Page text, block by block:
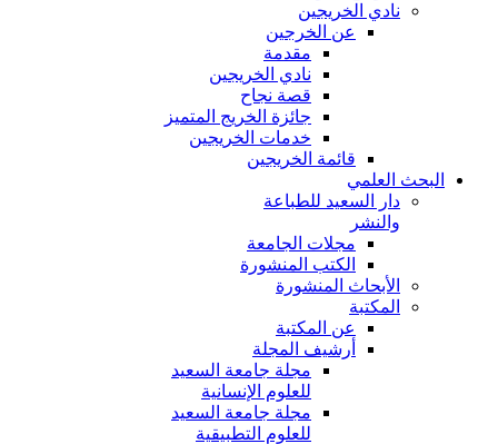
نادي الخريجين
عن الخرجين
مقدمة
نادي الخريجين
قصة نجاح
جائزة الخريج المتميز
خدمات الخريجين
قائمة الخريجين
البحث العلمي
دار السعيد للطباعة
والنشر
مجلات الجامعة
الكتب المنشورة
الأبحاث المنشورة
المكتبة
عن المكتبة
أرشيف المجلة
مجلة جامعة السعيد
للعلوم الإنسانية
مجلة جامعة السعيد
للعلوم التطبيقية